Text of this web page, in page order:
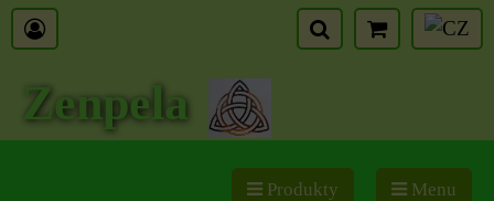
Zenpela
Produkty Menu